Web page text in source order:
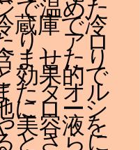
で温めた
蔵庫で冷
り、アロ
ませたり
効果的で
たタオル
にローシ
美容液を
とさらに